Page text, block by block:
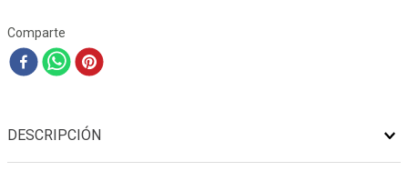
Comparte
DESCRIPCIÓN